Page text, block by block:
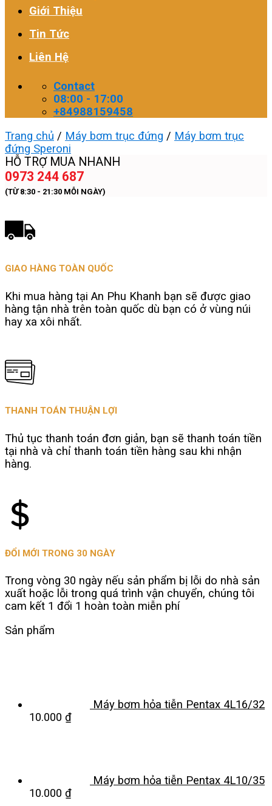
Giới Thiệu
Tin Tức
Liên Hệ
Contact
08:00 - 17:00
+84988159458
Trang chủ / Máy bơm trục đứng / Máy bơm trục
đứng Speroni
HỖ TRỢ MUA NHANH
0973 244 687
(TỪ 8:30 - 21:30 MỖI NGÀY)
GIAO HÀNG TOÀN QUỐC
Khi mua hàng tại An Phu Khanh bạn sẽ được giao
hàng tận nhà trên toàn quốc dù bạn có ở vùng núi
hay xa xôi nhất.
THANH TOÁN THUẬN LỢI
Thủ tục thanh toán đơn giản, bạn sẽ thanh toán tiền
tại nhà và chỉ thanh toán tiền hàng sau khi nhận
hàng.
ĐỔI MỚI TRONG 30 NGÀY
Trong vòng 30 ngày nếu sản phẩm bị lỗi do nhà sản
xuất hoặc lỗi trong quá trình vận chuyển, chúng tôi
cam kết 1 đổi 1 hoàn toàn miễn phí
Sản phẩm
Máy bơm hỏa tiễn Pentax 4L16/32
10.000 ₫
Máy bơm hỏa tiễn Pentax 4L10/35
10.000 ₫